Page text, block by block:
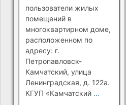
Петропавловск-
Камчатский)
пользователи жилых
помещений в
многоквартирном доме,
расположенном по
адресу: г.
Петропавловск-
Камчатский, улица
Ленинградская, д. 122а.
КГУП «Камчатский …